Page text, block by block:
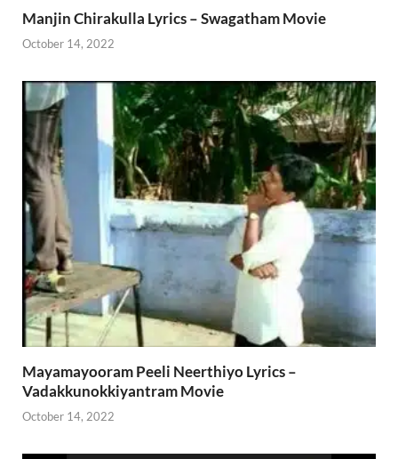
Manjin Chirakulla Lyrics – Swagatham Movie
October 14, 2022
Mayamayooram Peeli Neerthiyo Lyrics –
Vadakkunokkiyantram Movie
October 14, 2022